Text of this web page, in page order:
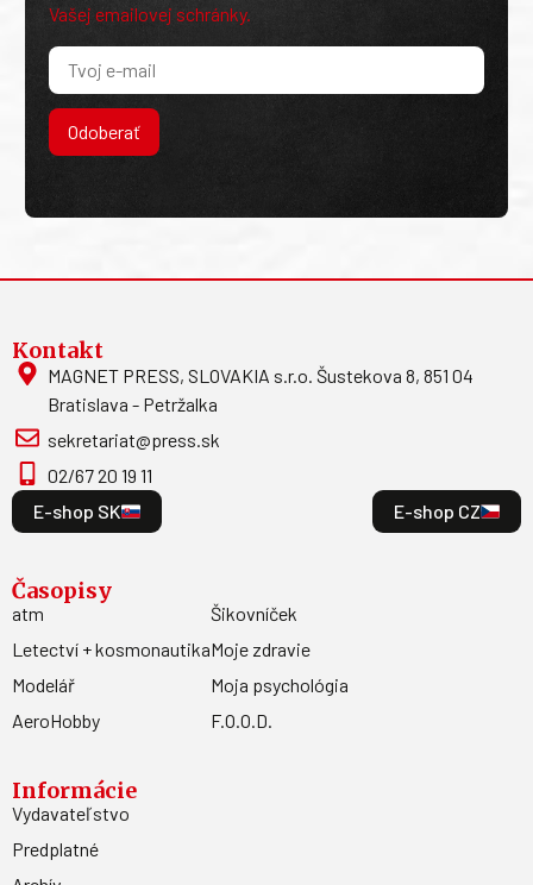
Vašej emailovej schránky.
Odoberať
Kontakt
MAGNET PRESS, SLOVAKIA s.r.o. Šustekova 8, 851 04
Bratislava - Petržalka
sekretariat@press.sk
02/67 20 19 11
E-shop SK
E-shop CZ
Časopisy
atm
Letectví + kosmonautika
Modelář
AeroHobby
Šikovníček
Moje zdravie
Moja psychológia
F.O.O.D.
Informácie
Vydavateľstvo
Predplatné